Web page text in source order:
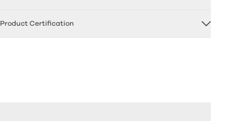
Product Certification